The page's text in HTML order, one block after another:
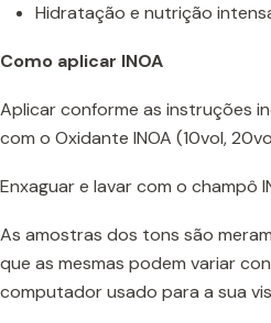
Hidratação e nutrição
Como aplicar INOA
Aplicar conforme as instruções
com o Oxidante INOA (10vol,
Enxaguar e lavar com o champô
As amostras dos tons são
que as mesmas podem variar
computador usado para a sua